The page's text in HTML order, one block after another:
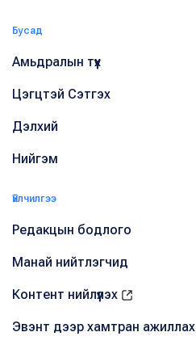
Бусад
Амьдралын түүх
Цэгцтэй Сэтгэх
Дэлхий
Нийгэм
Үйлчилгээ
Редакцын бодлого
Манай нийтлэгчид
Контент нийлүүлэх
Эвэнт дээр хамтран ажиллах